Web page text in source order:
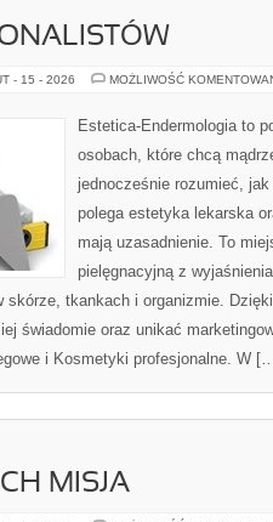
- 15 - 2026 MOŻLIWOŚĆ
Estetica-Endermologia to
osobach, które chcą
jednocześnie rozumieć,
polega estetyka lekarska
mają uzasadnienie. To
pielęgnacyjną z
skórze, tkankach i organizmie.
świadomie oraz unikać
i Kosmetyki profesjonalne. W
MISJA